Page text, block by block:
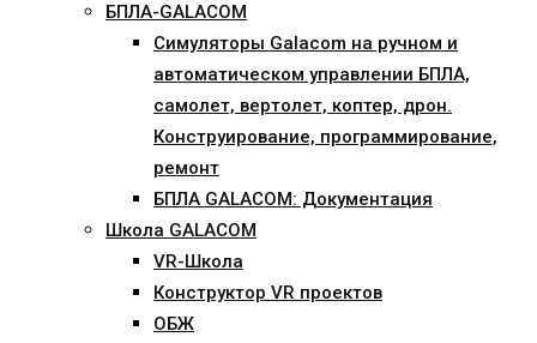
БПЛА-GALACOM
Симуляторы Galacom на ручном и
автоматическом управлении БПЛА,
самолет, вертолет, коптер, дрон.
Конструирование, программирование,
ремонт
БПЛА GALACOM: Документация
Школа GALACOM
VR-Школа
Конструктор VR проектов
ОБЖ